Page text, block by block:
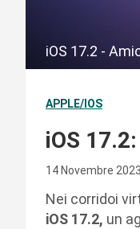
iOS 17.2 -
APPLE/IOS
iOS
14 Novembre 2023
Nei corridoi
iOS 17.2, un